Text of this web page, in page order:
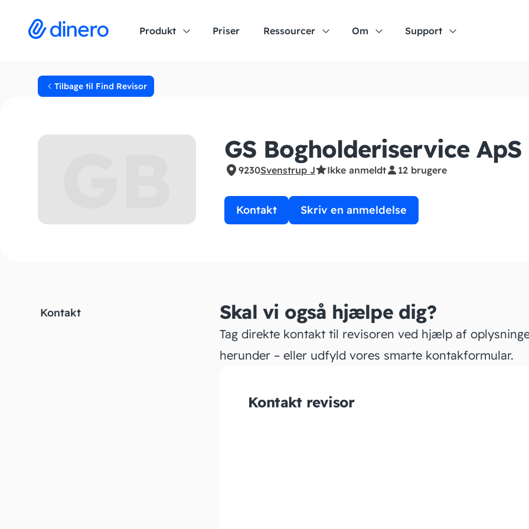
Produkt Priser Ressourcer Om Support
Tilbage til Find Revisor
GS Bogholderiservice ApS
9230Svenstrup J Ikke anmeldt 12 brugere
Kontakt Skriv en anmeldelse
Kontakt Skal vi også hjælpe dig?
Tag direkte kontakt til revisoren ved hjælp af
herunder – eller udfyld vores smarte kontakformular.
Kontakt revisor